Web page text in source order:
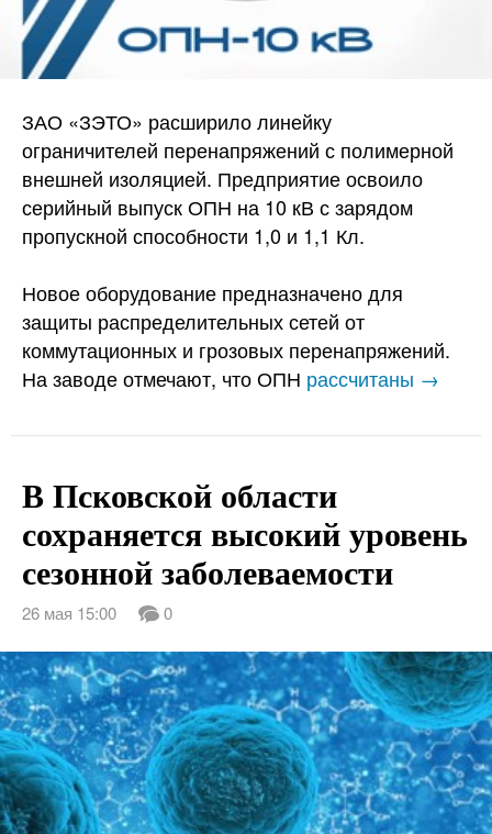
ЗАО «ЗЭТО» расширило линейку
ограничителей перенапряжений с полимерной
внешней изоляцией. Предприятие освоило
серийный выпуск ОПН на 10 кВ с зарядом
пропускной способности 1,0 и 1,1 Кл.
Новое оборудование предназначено для
защиты распределительных сетей от
коммутационных и грозовых перенапряжений.
На заводе отмечают, что ОПН рассчитаны →
В Псковской области
сохраняется высокий уровень
сезонной заболеваемости
26 мая 15:00 0